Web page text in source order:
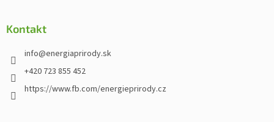
Kontakt
info@energiaprirody.sk
+420 723 855 452
https://www.fb.com/energieprirody.cz